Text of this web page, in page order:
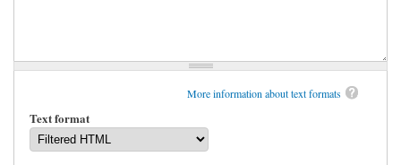
More information about text formats
Text format